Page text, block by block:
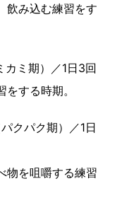
飲み込む練習をす
ミ期）／1日3回
する時期。
クパク期）／1日
物を咀嚼する練習